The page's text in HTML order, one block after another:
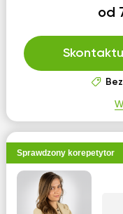
od
Sprawdzony korepetytor